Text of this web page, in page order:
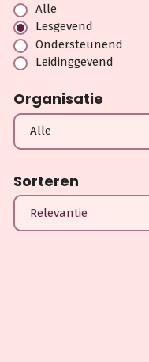
Alle
Lesgevend
Ondersteunend
Leidinggevend
Organisatie
Alle
Sorteren